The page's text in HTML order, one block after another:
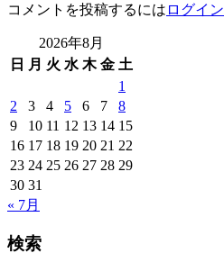
コメントを投稿するには ログイン
2026年8月
日
月 火 水 木 金 土
1
2
3 4 5 6 7
8
9
10 11 12 13 14 15
16 17 18 19 20 21 22
23 24 25 26 27 28 29
30 31
« 7月
検索